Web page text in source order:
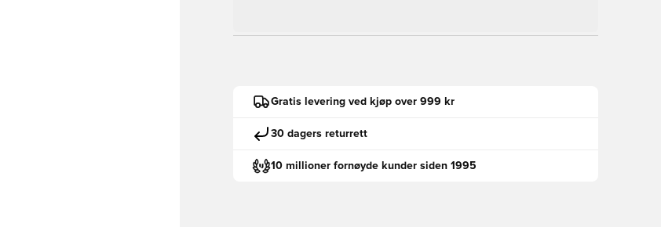
Gratis levering ved kjøp over 999 kr
30 dagers returrett
10 millioner fornøyde kunder siden 1995